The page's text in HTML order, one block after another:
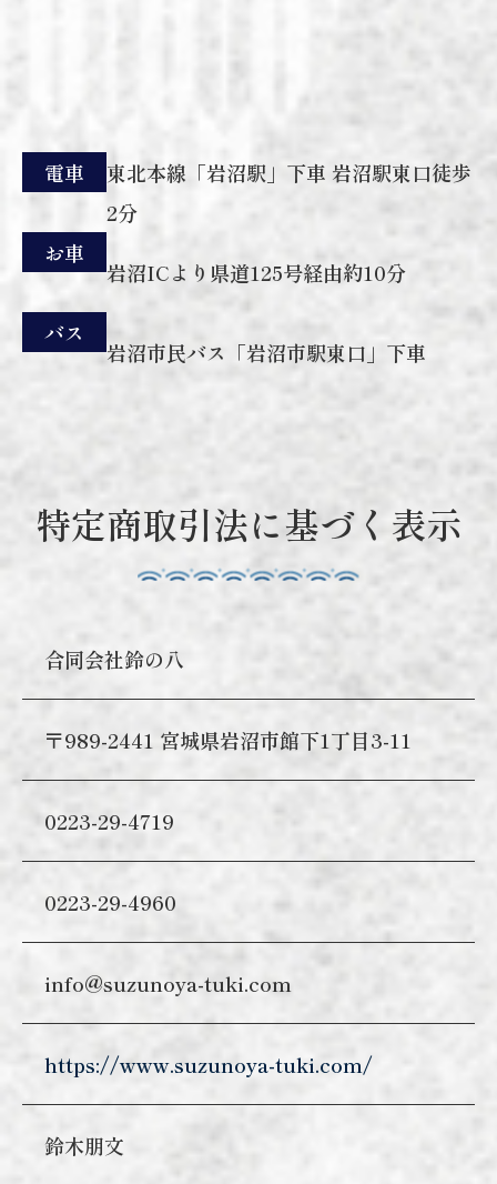
電車
東北本線「岩沼駅」下車 岩沼駅東口徒歩
2分
お車
岩沼ICより県道125号経由約10分
バス
岩沼市民バス「岩沼市駅東口」下車
特定商取引法に基づく表示
合同会社鈴の八
〒989-2441 宮城県岩沼市館下1丁目3-11
0223-29-4719
0223-29-4960
info@suzunoya-tuki.com
https://www.suzunoya-tuki.com/
鈴木朋文